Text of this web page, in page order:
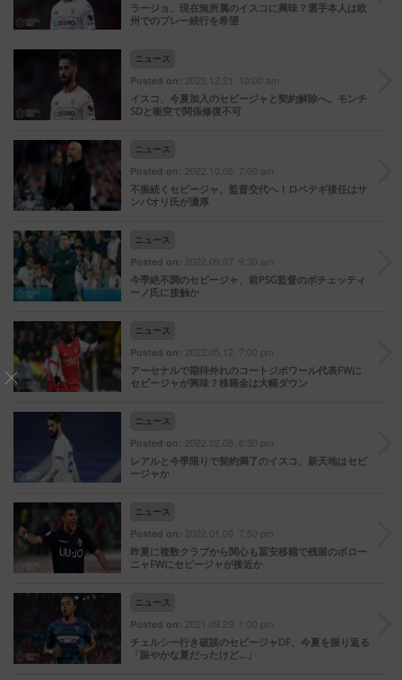
ラージョ、現在無所属のイスコに興味？選手本人は欧
州でのプレー続行を希望
ニュース
Posted on: 2022.12.21. 10:00 am
イスコ、今夏加入のセビージャと契約解除へ。モンチ
SDと衝突で関係修復不可
ニュース
Posted on: 2022.10.05. 7:00 am
不振続くセビージャ、監督交代へ！ロペテギ後任はサ
ンパオリ氏が濃厚
ニュース
Posted on: 2022.09.07. 9:30 am
今季絶不調のセビージャ、前PSG監督のポチェッティ
ーノ氏に接触か
ニュース
Posted on: 2022.05.12. 7:00 pm
アーセナルで期待外れのコートジボワール代表FWに
セビージャが興味？移籍金は大幅ダウン
ニュース
Posted on: 2022.02.08. 6:30 pm
レアルと今季限りで契約満了のイスコ、新天地はセビ
ージャか
ニュース
Posted on: 2022.01.09. 7:50 pm
昨夏に複数クラブから関心も冨安移籍で残留のボロー
ニャFWにセビージャが接近か
ニュース
Posted on: 2021.09.29. 1:00 pm
チェルシー行き破談のセビージャDF、今夏を振り返る
「賑やかな夏だったけど…」